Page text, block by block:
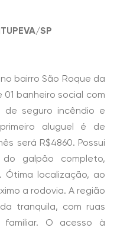
SP
bairro São Roque da
01 banheiro social com
de seguro incêndio e
aluguel é de
será R$4860. Possui
galpão completo,
Ótima localização, ao
a rodovia. A região
tranquila, com ruas
familiar. O acesso à